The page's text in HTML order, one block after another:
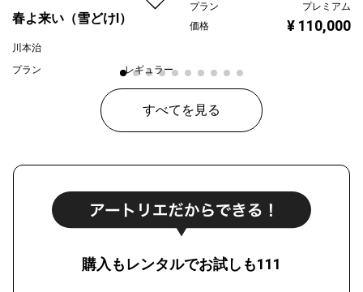
春よ来い（雪どけⅠ）
川本治
プラン
レギュラー
¥ 80,000
プラン
プレミアム
価格
¥ 110,000
すべてを見る
購入もレンタルでお試しも111